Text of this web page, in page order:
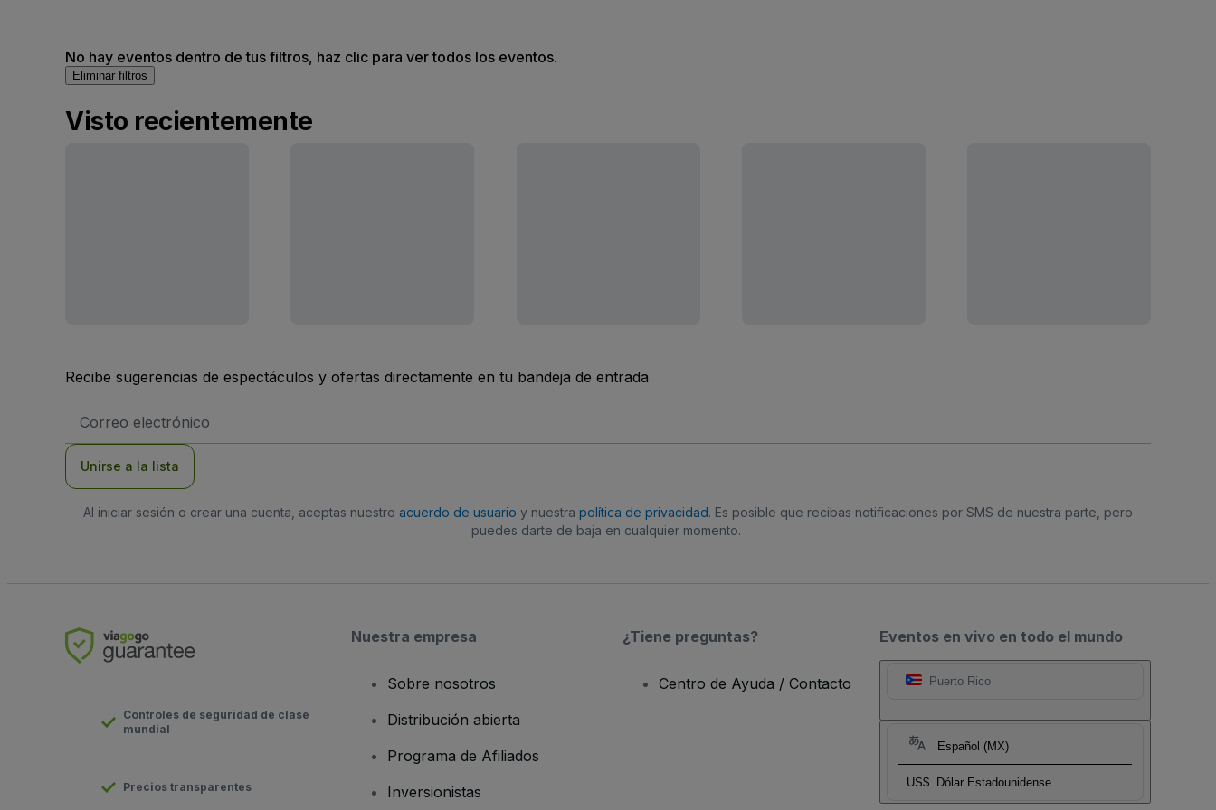
No hay eventos dentro de tus filtros, haz clic para ver todos los eventos.
Eliminar filtros
Visto recientemente
Recibe sugerencias de espectáculos y ofertas directamente en tu bandeja de entrada
de
Unirse a la lista
Al iniciar sesión o crear una cuenta, aceptas nuestro acuerdo de usuario y nuestra política de privacidad. Es posible que recibas notificaciones por SMS de nuestra parte, pero
puedes darte de baja en cualquier momento.
Eventos en vivo en todo el mundo
Puerto Rico
Español (MX)
US$ Dólar Estadounidense
Controles de seguridad de clase
mundial
Precios transparentes
Nuestra empresa
Sobre nosotros
Distribución abierta
Programa de Afiliados
Inversionistas
¿Tiene preguntas?
Centro de Ayuda / Contacto